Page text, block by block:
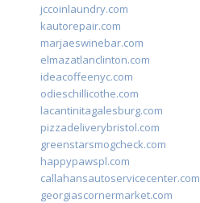
jccoinlaundry.com
kautorepair.com
marjaeswinebar.com
elmazatlanclinton.com
ideacoffeenyc.com
odieschillicothe.com
lacantinitagalesburg.com
pizzadeliverybristol.com
greenstarsmogcheck.com
happypawspl.com
callahansautoservicecenter.com
georgiascornermarket.com